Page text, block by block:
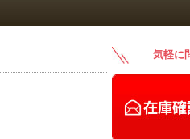
気軽に